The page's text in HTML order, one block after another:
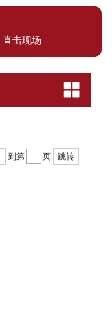
直击现场
到第 页 跳转